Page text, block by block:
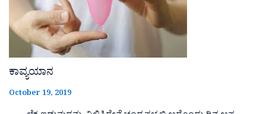
ಕಾವ್ಯಯಾನ
October 19, 2019